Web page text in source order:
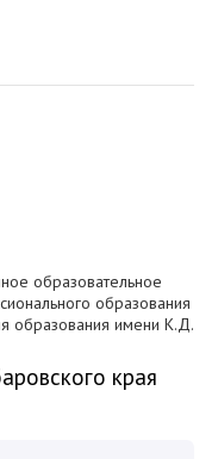
образовательное
образования
образования имени К.Д.
края